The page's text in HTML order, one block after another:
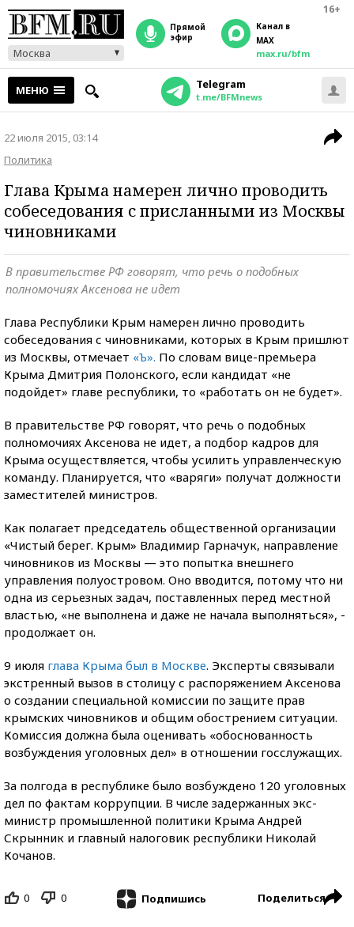
16+
Москва
прямой
эфир
Канал в
MAX
max.ru/bfm
МЕНЮ Telegram
t.me/BFMnews
22 июля 2015, 03:14
Политика
Глава Крыма намерен лично проводить
собеседования с присланными из Москвы
чиновниками
В правительстве РФ говорят, что речь о подобных
полномочиях Аксенова не идет
Глава Республики Крым намерен лично проводить
собеседования с чиновниками, которых в Крым пришлют
из Москвы, отмечает «Ъ». По словам вице-премьера
Крыма Дмитрия Полонского, если кандидат «не
подойдет» главе республики, то «работать он не будет».
В правительстве РФ говорят, что речь о подобных
полномочиях Аксенова не идет, а подбор кадров для
Крыма осуществляется, чтобы усилить управленческую
команду. Планируется, что «варяги» получат должности
заместителей министров.
Как полагает председатель общественной организации
«Чистый берег. Крым» Владимир Гарначук, направление
чиновников из Москвы — это попытка внешнего
управления полуостровом. Оно вводится, потому что ни
одна из серьезных задач, поставленных перед местной
властью, «не выполнена и даже не начала выполняться», -
продолжает он.
9 июля глава Крыма был в Москве. Эксперты связывали
экстренный вызов в столицу с распоряжением Аксенова
о создании специальной комиссии по защите прав
крымских чиновников и общим обострением ситуации.
Комиссия должна была оценивать «обоснованность
возбуждения уголовных дел» в отношении госслужащих.
За полгода в республике было возбуждено 120 уголовных
дел по фактам коррупции. В числе задержанных экс-
министр промышленной политики Крыма Андрей
Скрынник и главный налоговик республики Николай
Кочанов.
0 0 Подпишись Поделиться